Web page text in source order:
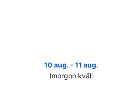
10 aug. - 11 aug.
Imorgon kväll